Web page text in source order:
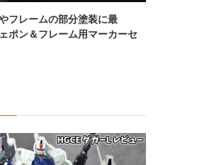
フレームの部分塗装に最
ポン＆フレーム用マーカーセ